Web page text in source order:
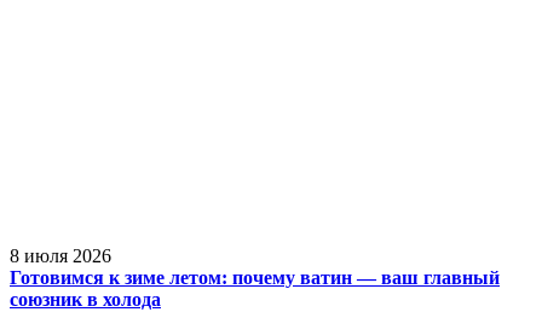
8 июля 2026
Готовимся к зиме летом: почему ватин — ваш главный
союзник в холода